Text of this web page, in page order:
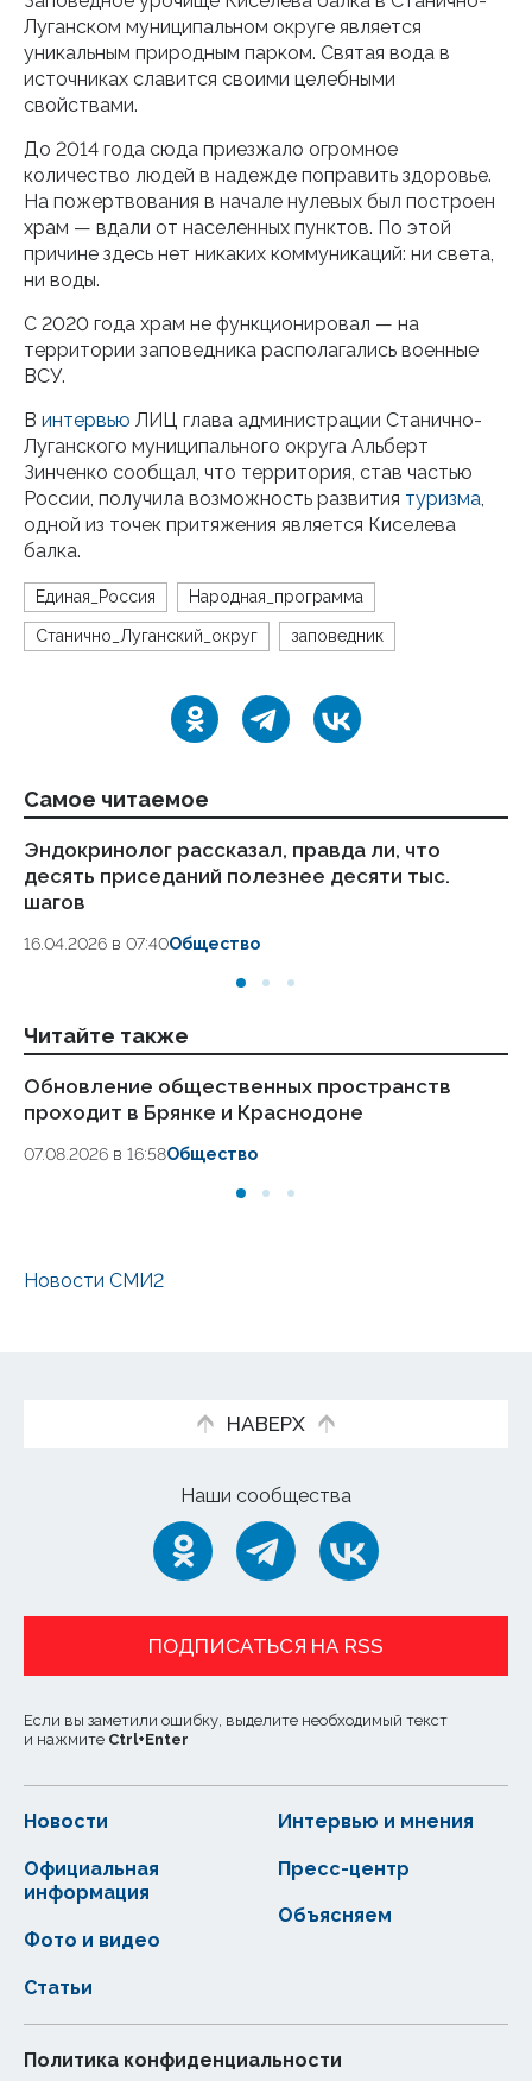
Луганском муниципальном округе является
уникальным природным парком. Святая вода в
источниках славится своими целебными
свойствами.
До 2014 года сюда приезжало огромное
количество людей в надежде поправить здоровье.
На пожертвования в начале нулевых был построен
храм — вдали от населенных пунктов. По этой
причине здесь нет никаких коммуникаций: ни света,
ни воды.
С 2020 года храм не функционировал — на
территории заповедника располагались военные
ВСУ.
В интервью ЛИЦ глава администрации Станично-
Луганского муниципального округа Альберт
Зинченко сообщал, что территория, став частью
России, получила возможность развития туризма,
одной из точек притяжения является Киселева
балка.
Единая_Россия Народная_программа
Станично_Луганский_округ заповедник
Самое читаемое
Эндокринолог рассказал, правда ли, что
десять приседаний полезнее десяти тыс.
шагов
16.04.2026 в 07:40Общество
Читайте также
Обновление общественных пространств
проходит в Брянке и Краснодоне
07.08.2026 в 16:58Общество
Новости СМИ2
НАВЕРХ
Наши сообщества
ПОДПИСАТЬСЯ НА RSS
Если вы заметили ошибку, выделите необходимый текст
и нажмите Ctrl+Enter
Новости
Статьи
Официальная
информация
Интервью и мнения
Фото и видео
Пресс-центр
Объясняем
Политика конфиденциальности